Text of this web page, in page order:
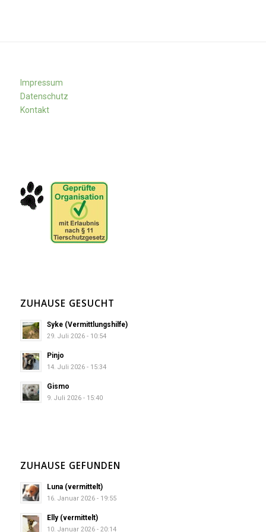
Impressum
Datenschutz
Kontakt
ZUHAUSE GESUCHT
Syke (Vermittlungshilfe)
29. Juli 2026 - 10:54
Pinjo
14. Juli 2026 - 15:34
Gismo
9. Juli 2026 - 15:40
ZUHAUSE GEFUNDEN
Luna (vermittelt)
16. Januar 2026 - 19:55
Elly (vermittelt)
10. Januar 2026 - 20:14